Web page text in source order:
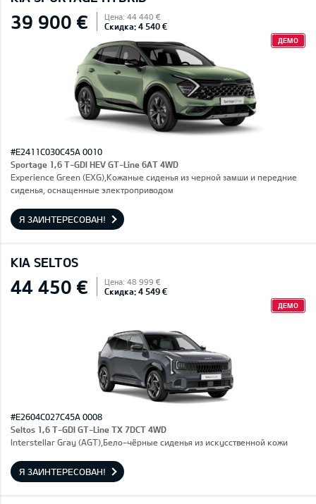
39 900 € Цена: 44 440 €
Скидка: 4 540 €
ДЕМО
#E2411C030C45A 0010
Sportage 1,6 T-GDI HEV GT-Line 6AT 4WD
Experience Green (EXG),Кожаные сиденья из черной замши и передние
сиденья, оснащенные электроприводом
Я ЗАИНТЕРЕСОВАН!
KIA SELTOS
44 450 € Цена: 48 999 €
Скидка: 4 549 €
ДЕМО
#E2604C027C45A 0008
Seltos 1,6 T-GDI GT-Line TX 7DCT 4WD
Interstellar Gray (AGT),Бело-чёрные сиденья из искусственной кожи
Я ЗАИНТЕРЕСОВАН!